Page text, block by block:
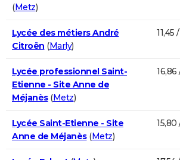
(Metz)
Lycée des métiers André
Citroën (Marly)
11,45
Lycée professionnel Saint-
Etienne - Site Anne de
Méjanès(Metz)
16,86
Lycée Saint-Etienne - Site
Anne de Méjanès(Metz)
15,80